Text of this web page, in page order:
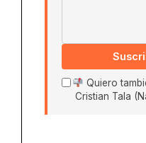
Quiero
Cristian Tala